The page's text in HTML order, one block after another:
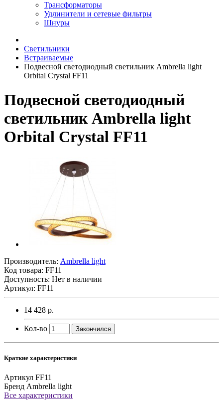
Трансформаторы
Удлинители и сетевые фильтры
Шнуры
Светильники
Встраиваемые
Подвесной светодиодный светильник Ambrella light
Orbital Crystal FF11
Подвесной светодиодный
светильник Ambrella light
Orbital Crystal FF11
Производитель: Ambrella light
Код товара: FF11
Доступность: Нет в наличии
Артикул: FF11
14 428 р.
Кол-во Закончился
Краткие характеристики
Артикул FF11
Бренд Ambrella light
Все характеристики